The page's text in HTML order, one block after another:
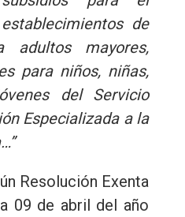
de
adultos mayores,
para niños, niñas,
del Servicio
Especializada a la
Resolución Exenta
09 de abril del año